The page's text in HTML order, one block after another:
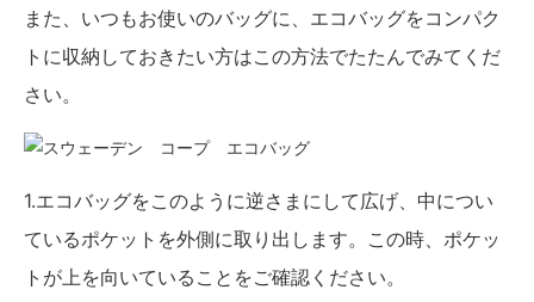
また、いつもお使いのバッグに、エコバッグをコンパク
トに収納しておきたい方はこの方法でたたんでみてくだ
さい。
1.エコバッグをこのように逆さまにして広げ、中につい
ているポケットを外側に取り出します。この時、ポケッ
トが上を向いていることをご確認ください。